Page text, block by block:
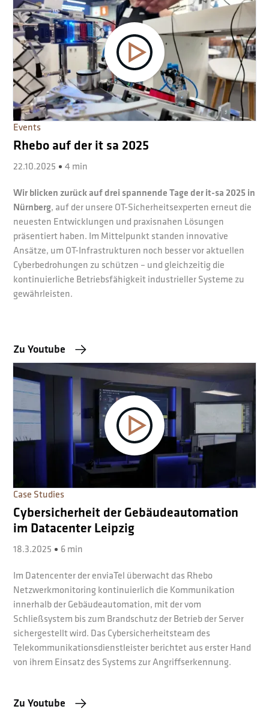
Events
Rhebo auf der it sa 2025
22.10.2025 4 min
Wir blicken zurück auf drei spannende Tage der it-sa 2025 in
Nürnberg, auf der unsere OT-Sicherheitsexperten erneut die
neuesten Entwicklungen und praxisnahen Lösungen
präsentiert haben. Im Mittelpunkt standen innovative
Ansätze, um OT-Infrastrukturen noch besser vor aktuellen
Cyberbedrohungen zu schützen – und gleichzeitig die
kontinuierliche Betriebsfähigkeit industrieller Systeme zu
gewährleisten.
Zu Youtube
Case Studies
Cybersicherheit der Gebäudeautomation
im Datacenter Leipzig
18.3.2025 6 min
Im Datencenter der enviaTel überwacht das Rhebo
Netzwerkmonitoring kontinuierlich die Kommunikation
innerhalb der Gebäudeautomation, mit der vom
Schließsystem bis zum Brandschutz der Betrieb der Server
sichergestellt wird. Das Cybersicherheitsteam des
Telekommunikationsdienstleister berichtet aus erster Hand
von ihrem Einsatz des Systems zur Angriffserkennung.
Zu Youtube